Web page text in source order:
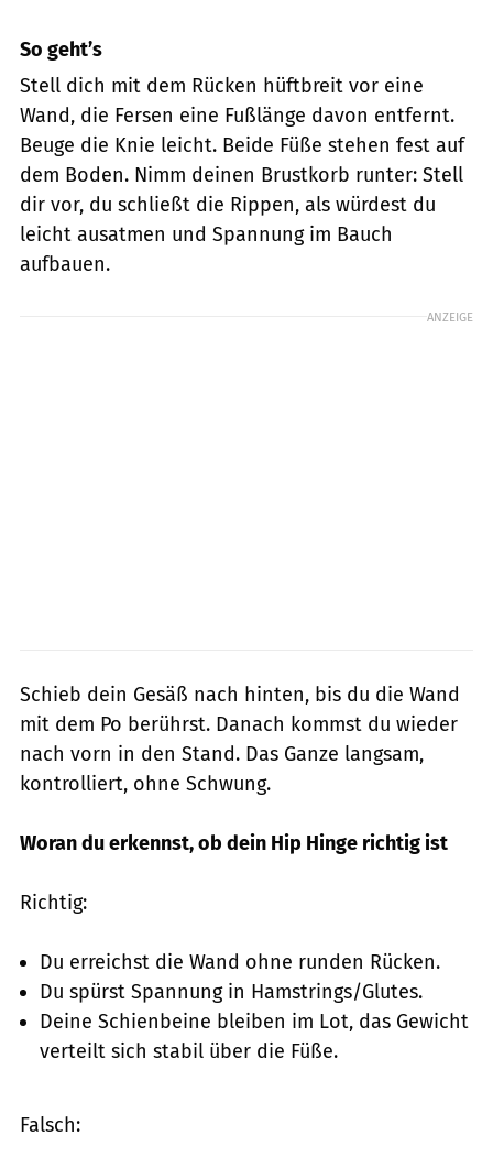
So geht’s
Stell dich mit dem Rücken hüftbreit vor eine
Wand, die Fersen eine Fußlänge davon entfernt.
Beuge die Knie leicht. Beide Füße stehen fest auf
dem Boden. Nimm deinen Brustkorb runter: Stell
dir vor, du schließt die Rippen, als würdest du
leicht ausatmen und Spannung im Bauch
aufbauen.
ANZEIGE
Schieb dein Gesäß nach hinten, bis du die Wand
mit dem Po berührst. Danach kommst du wieder
nach vorn in den Stand. Das Ganze langsam,
kontrolliert, ohne Schwung.
Woran du erkennst, ob dein Hip Hinge richtig ist
Richtig:
Du erreichst die Wand ohne runden Rücken.
Du spürst Spannung in Hamstrings/Glutes.
Deine Schienbeine bleiben im Lot, das Gewicht
verteilt sich stabil über die Füße.
Falsch: